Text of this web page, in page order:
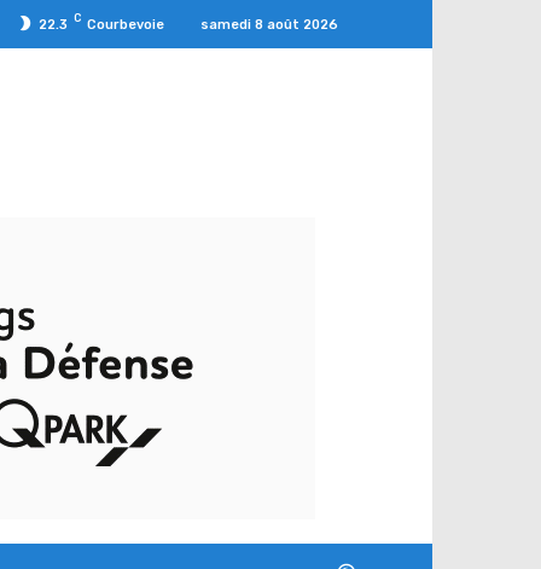
22.3 C Courbevoie samedi 8 août 2026